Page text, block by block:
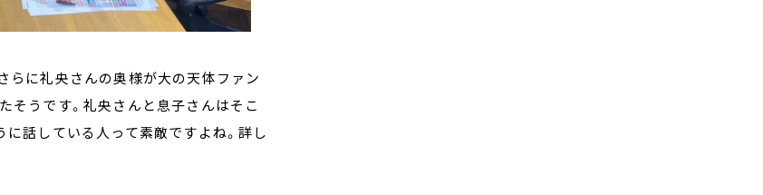
らに礼央さんの奥様が大の天体ファン
そうです。礼央さんと息子さんはそこ
に話している人って素敵ですよね。詳し